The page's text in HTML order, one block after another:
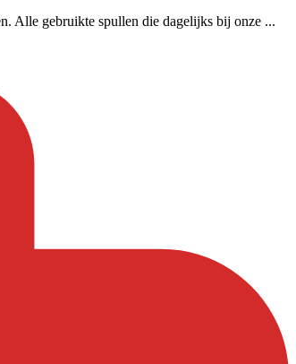
Alle gebruikte spullen die dagelijks bij onze ...